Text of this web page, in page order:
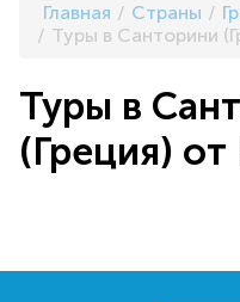
Главная Страны
Туры в Санторини
Туры в
(Греция)